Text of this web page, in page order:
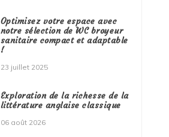
Optimisez votre espace avec
notre sélection de WC broyeur
sanitaire compact et adaptable
!
23 juillet 2025
Exploration de la richesse de la
littérature anglaise classique
06 août 2026